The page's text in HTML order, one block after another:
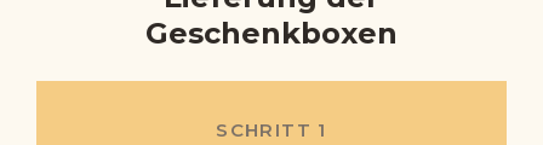
Geschenkboxen
SCHRITT 1